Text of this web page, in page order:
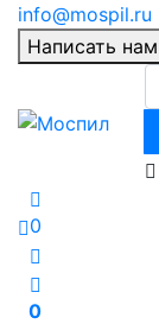
info@mospil.ru
Написать нам
0
0